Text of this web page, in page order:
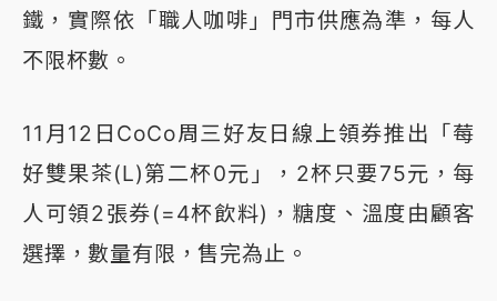
鐵，實際依「職人咖啡」門市供應為準，每人
不限杯數。
11月12日CoCo周三好友日線上領券推出「莓
好雙果茶(L)第二杯0元」，2杯只要75元，每
人可領2張券(=4杯飲料)，糖度、溫度由顧客
選擇，數量有限，售完為止。